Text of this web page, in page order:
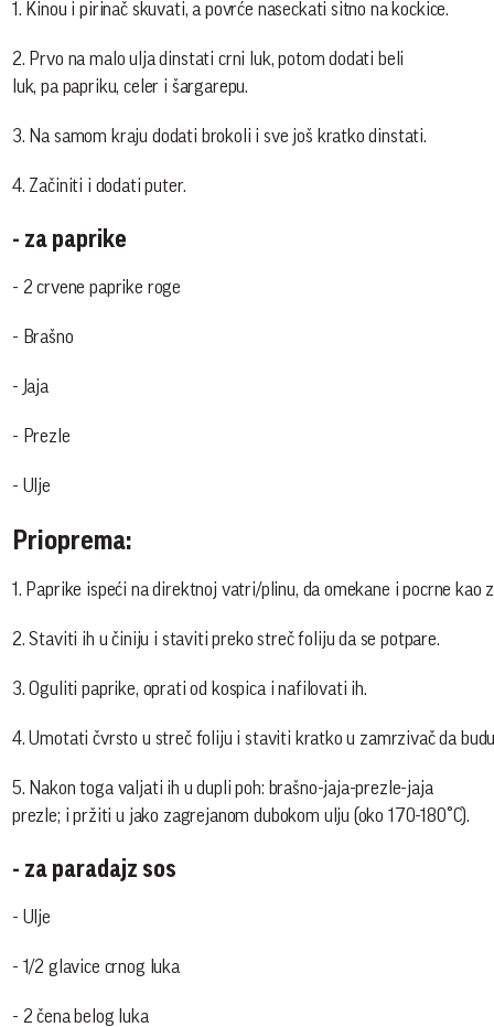
1. Kinou i pirinač skuvati, a povrće naseckati sitno na kockice.
2. Prvo na malo ulja dinstati crni luk, potom dodati beli
luk, pa papriku, celer i šargarepu.
3. Na samom kraju dodati brokoli i sve još kratko dinstati.
4. Začiniti i dodati puter.
- za paprike
- 2 crvene paprike roge
- Brašno
- Jaja
- Prezle
- Ulje
Prioprema:
1. Paprike ispeći na direktnoj vatri/plinu, da omekane i pocrne kao
2. Staviti ih u činiju i staviti preko streč foliju da se potpare.
3. Oguliti paprike, oprati od kospica i nafilovati ih.
4. Umotati čvrsto u streč foliju i staviti kratko u zamrzivač da
5. Nakon toga valjati ih u dupli poh: brašno-jaja-prezle-jaja
prezle; i pržiti u jako zagrejanom dubokom ulju (oko 170-180°C).
- za paradajz sos
- Ulje
- 1/2 glavice crnog luka
- 2 čena belog luka